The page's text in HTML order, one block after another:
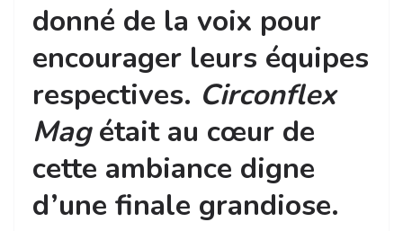
donné de la voix pour
encourager leurs équipes
respectives. Circonflex
Magétait au cœur de
cette ambiance digne
d’une finale grandiose.